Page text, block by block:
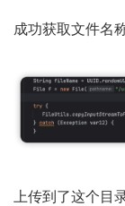
成功获取文件名称
上传到了这个目